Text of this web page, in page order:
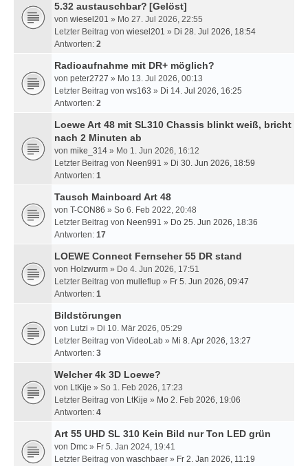
5.32 austauschbar? [Gelöst]
von wiesel201 » Mo 27. Jul 2026, 22:55
Letzter Beitrag von wiesel201 » Di 28. Jul 2026, 18:54
Antworten: 2
Radioaufnahme mit DR+ möglich?
von peter2727 » Mo 13. Jul 2026, 00:13
Letzter Beitrag von ws163 » Di 14. Jul 2026, 16:25
Antworten: 2
Loewe Art 48 mit SL310 Chassis blinkt weiß, bricht
nach 2 Minuten ab
von mike_314 » Mo 1. Jun 2026, 16:12
Letzter Beitrag von Neen991 » Di 30. Jun 2026, 18:59
Antworten: 1
Tausch Mainboard Art 48
von T-CON86 » So 6. Feb 2022, 20:48
Letzter Beitrag von Neen991 » Do 25. Jun 2026, 18:36
Antworten: 17
LOEWE Connect Fernseher 55 DR stand
von Holzwurm » Do 4. Jun 2026, 17:51
Letzter Beitrag von mulleflup » Fr 5. Jun 2026, 09:47
Antworten: 1
Bildstörungen
von Lutzi » Di 10. Mär 2026, 05:29
Letzter Beitrag von VideoLab » Mi 8. Apr 2026, 13:27
Antworten: 3
Welcher 4k 3D Loewe?
von LtKije » So 1. Feb 2026, 17:23
Letzter Beitrag von LtKije » Mo 2. Feb 2026, 19:06
Antworten: 4
Art 55 UHD SL 310 Kein Bild nur Ton LED grün
von Dmc » Fr 5. Jan 2024, 19:41
Letzter Beitrag von waschbaer » Fr 2. Jan 2026, 11:19